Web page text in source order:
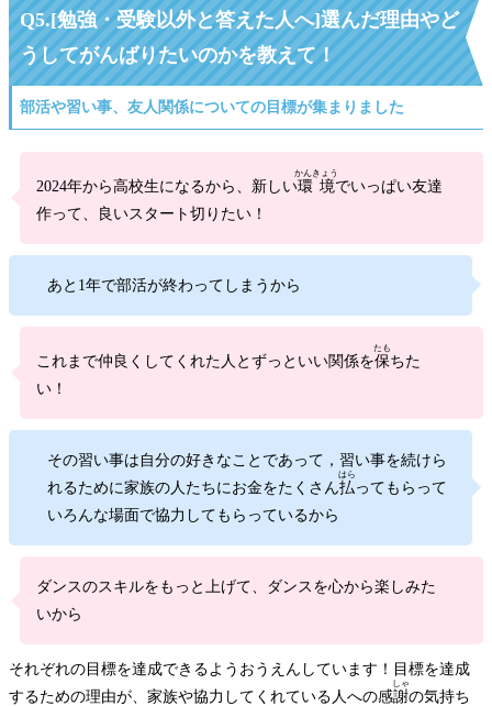
Q5.[勉強・受験以外と答えた人へ]選んだ理由やど
うしてがんばりたいのかを教えて！
部活や習い事、友人関係についての目標が集まりました
2024年から高校生になるから、新しい環境
かんきょう
でいっぱい友達
作って、良いスタート切りたい！
あと1年で部活が終わってしまうから
これまで仲良くしてくれた人とずっといい関係を保
たも
ちた
い！
その習い事は自分の好きなことであって，習い事を続けら
れるために家族の人たちにお金をたくさん払
はら
ってもらって
いろんな場面で協力してもらっているから
ダンスのスキルをもっと上げて、ダンスを心から楽しみた
いから
それぞれの目標を達成できるようおうえんしています！目標を達成
するための理由が、家族や協力してくれている人への感謝
しゃ
の気持ち